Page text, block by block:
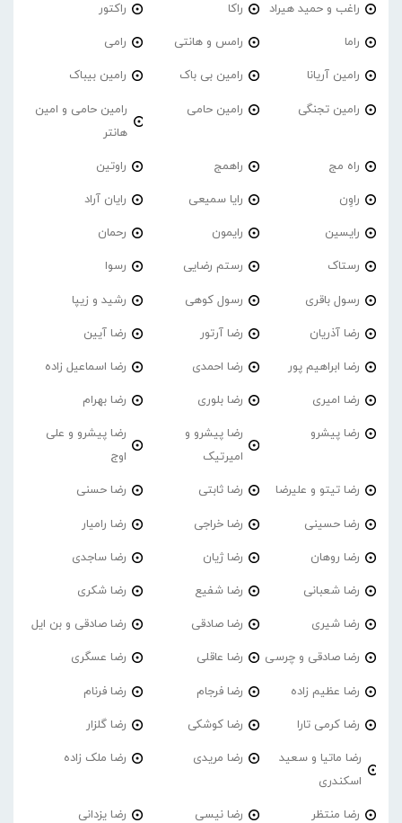
راغب و حمید هیراد راکا راکتور
راما رامس و هانتی رامی
رامین آریانا رامین بی باک رامین بیباک
رامین تجنگی رامین حامی
رامین حامی و امین
هانتر
راه مج راهمج راوتین
راوِن رایا سمیعی رایان آراد
رایسین رایمون رحمان
رستاک رستم رضایی رسوا
رسول باقری رسول کوهی رشید و زیپا
رضا آذریان رضا آرتور رضا آیین
رضا ابراهیم پور رضا احمدی رضا اسماعیل زاده
رضا امیری رضا بلوری رضا بهرام
رضا پیشرو
رضا پیشرو و
امیرتیک
رضا پیشرو و علی
اوج
رضا تیتو و علیرضا رضا ثابتی رضا حسنی
رضا حسینی رضا خراجی رضا رامیار
رضا روهان رضا ژیان رضا ساجدی
رضا شعبانی رضا شفیع رضا شکری
رضا شیری رضا صادقی رضا صادقی و بن ایل
رضا صادقی و چرسی رضا عاقلی رضا عسگری
رضا عظیم زاده رضا فرجام رضا فرنام
رضا کرمی تارا رضا کوشکی رضا گلزار
رضا ماتیا و سعید
اسکندری
رضا مریدی رضا ملک زاده
رضا منتظر رضا نیسی رضا یزدانی